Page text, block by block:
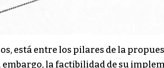
está entre los pilares de la
la factibilidad de su